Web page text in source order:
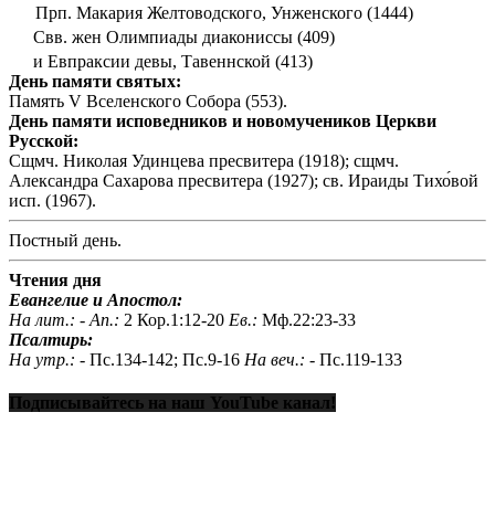
Прп. Макария Желтоводского, Унженского (1444)
Свв. жен Олимпиады диакониссы (409)
и Евпраксии девы, Тавеннской (413)
День памяти святых:
Память V Вселенского Собора (553).
День памяти исповедников и новомучеников Церкви
Русской:
Сщмч. Николая Удинцева пресвитера (1918); сщмч.
Александра Сахарова пресвитера (1927); св. Ираиды Тихо́вой
исп. (1967).
Постный день.
Чтения дня
Евангелие и Апостол:
На лит.: - Ап.: 2 Кор.1:12-20 Ев.: Мф.22:23-33
Псалтирь:
На утр.: - Пс.134-142; Пс.9-16 На веч.: - Пс.119-133
Подписывайтесь на наш YouTube канал!